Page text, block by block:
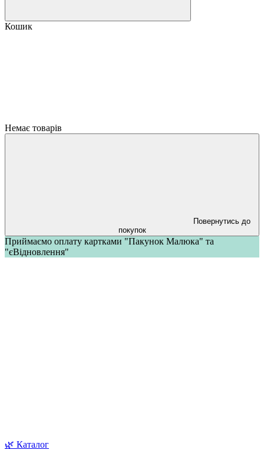
Кошик
Немає товарів
Повернутись до
покупок
Приймаємо оплату картками "Пакунок Малюка" та
"єВідновлення"
🌿 Каталог